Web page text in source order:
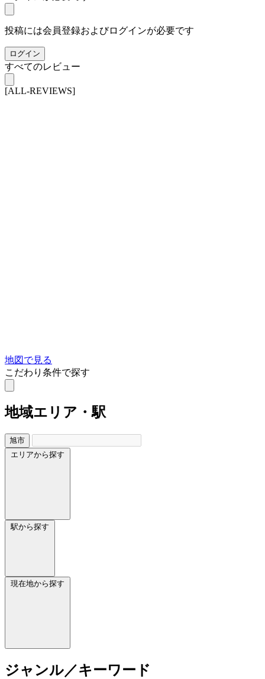
投稿には会員登録およびログインが必要です
ログイン
すべてのレビュー
[ALL-REVIEWS]
地図で見る
こだわり条件で探す
地域エリア・駅
旭市
エリアから探す
駅から探す
現在地から探す
ジャンル／キーワード